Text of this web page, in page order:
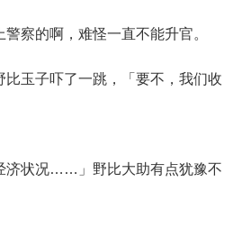
察的啊，难怪一直不能升官。
玉子吓了一跳，「要不，我们收
况……」野比大助有点犹豫不